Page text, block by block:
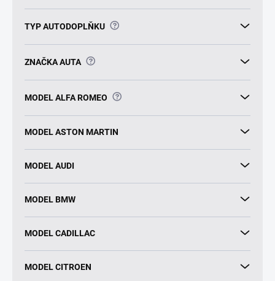
TYP AUTODOPLŇKU ?
ZNAČKA AUTA ?
MODEL ALFA ROMEO ?
MODEL ASTON MARTIN
MODEL AUDI
MODEL BMW
MODEL CADILLAC
MODEL CITROEN